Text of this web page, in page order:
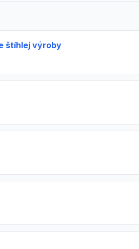
štíhlej výroby